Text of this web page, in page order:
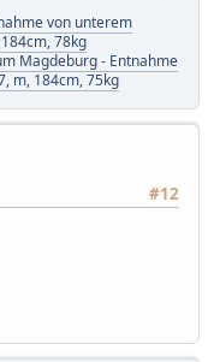
von unterem
78kg
Magdeburg - Entnahme
m, 184cm, 75kg
#12